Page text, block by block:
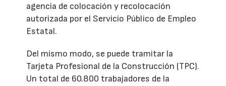
agencia de colocación y recolocación
autorizada por el Servicio Público de Empleo
Estatal.
Del mismo modo, se puede tramitar la
Tarjeta Profesional de la Construcción (TPC).
Un total de 60.800 trabajadores de la